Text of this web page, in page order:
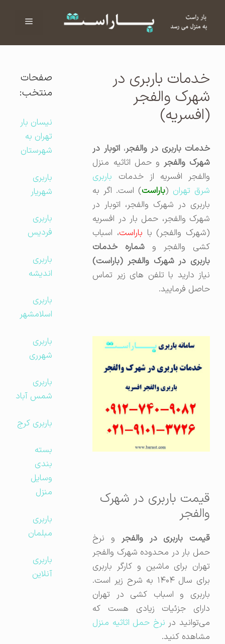
فهرست
خدمات باربری در
شهرک والفجر
(افسریه)
خدمات باربری در والفجر،اتوبار در
شهرک والفجرو حمل اثاثیه منزل
والفجر افسریه از خدماتباربری
شرق تهران(باراست) است. اگر به
باربری در شهرک والفجر، اتوبار در
شهرک والفجر، حمل بار در افسریه
(شهرک والفجر) باباراست، اسباب
کشی والفجر و
شماره خدمات
باربری در شهرک والفجر (باراست)
نیاز دارید با تلفن های زیر تماس
حاصل فرمایید.
قیمت باربری در شهرک
والفجر
قیمت باربری در والفجرو نرخ
حمل بار در محدوده شهرک والفجر
تهران برای ماشین و کارگر باربری
برای سال ۱۴۰۴ به شرح زیر است.
باربری و اسباب کشی در تهران
دارای جزئیات زیادی هست که
می‌توانید درنرخ حمل اثاثیه منزل
مشاهده کنید.
صفحات
منتخب:
نیسان بار
تهران به
شهرستان
باربری
شهریار
باربری
فردیس
باربری
اندیشه
باربری
اسلامشهر
باربری
شهرری
باربری
شمس آباد
باربری کرج
بسته
بندی
وسایل
منزل
باربری
مبلمان
باربری
آنلاین